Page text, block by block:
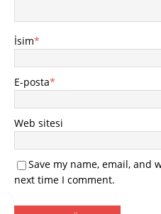
İsim*
E-posta*
Web sitesi
Save my name, email, and
next time I comment.